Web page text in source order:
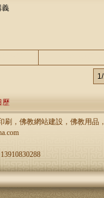
義
歷
，佛教網站建設，佛教用品